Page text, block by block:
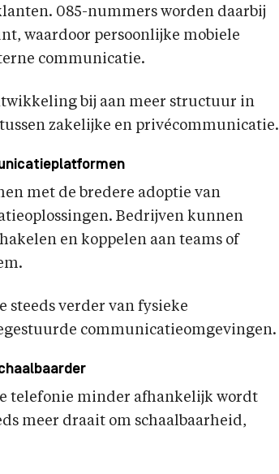
085-nummers worden daarbij
waardoor persoonlijke mobiele
communicatie.
bij aan meer structuur in
zakelijke en privécommunicatie.
met de bredere adoptie van
Bedrijven kunnen
en koppelen aan teams of
steeds verder van fysieke
communicatieomgevingen.
telefonie minder afhankelijk wordt
meer draait om schaalbaarheid,